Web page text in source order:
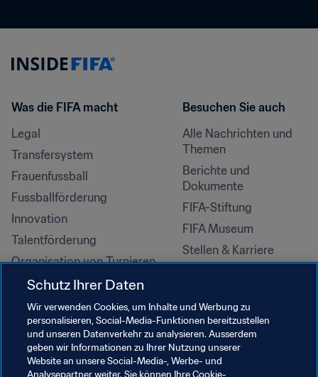
Was die FIFA macht
Legal
Transfersystem
Frauenfussball
Fussballförderung
Innovation
Talentförderung
Organisation von Turnieren
Nachhaltigkeit
Menschenrechte und
Antidiskriminierung
Gesundheit und Medizin
Bildungsinitiativen
Besuchen Sie auch
Alle Nachrichten und
Themen
Berichte und
Dokumente
FIFA-Stiftung
FIFA Museum
Stellen & Karriere
Schutz Ihrer Daten
Wir verwenden Cookies, um Inhalte und Werbung zu
personalisieren, Social-Media-Funktionen bereitzustellen
und unseren Datenverkehr zu analysieren. Ausserdem
geben wir Informationen zu Ihrer Nutzung unserer
Website an unsere Social-Media-, Werbe- und
Analysepartner weiter. Sie können Ihre Cookie-